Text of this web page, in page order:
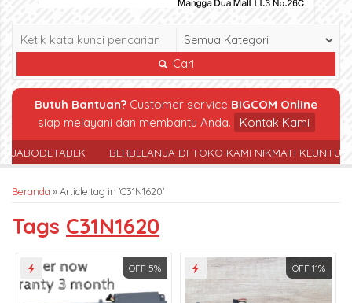
Cari
Butuh Bantuan? Customer service BIGCOM Online
siap melayani dan membantu Anda.
Kontak Kami
JABODETABEK BERBELANJA DI TOKO KAMI NIKMATI
Beranda »Article tag in 'C31N1620'
Tags C31N1620
OFF 5% OFF 11%